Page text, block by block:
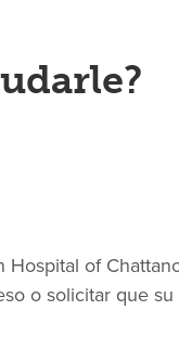
of
o solicitar que